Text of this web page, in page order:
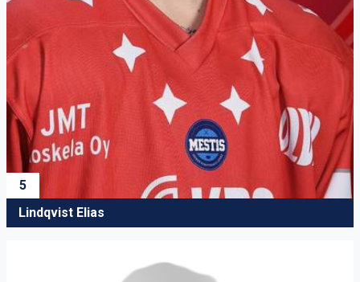
5
Lindqvist Elias